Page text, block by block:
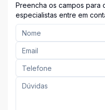
Preencha os campos para
especialistas entre em